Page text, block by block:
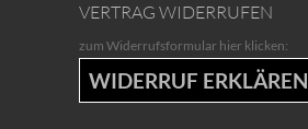
VERTRAG WIDERRUFEN
zum Widerrufsformular hier klicken:
WIDERRUF ERKLÄREN